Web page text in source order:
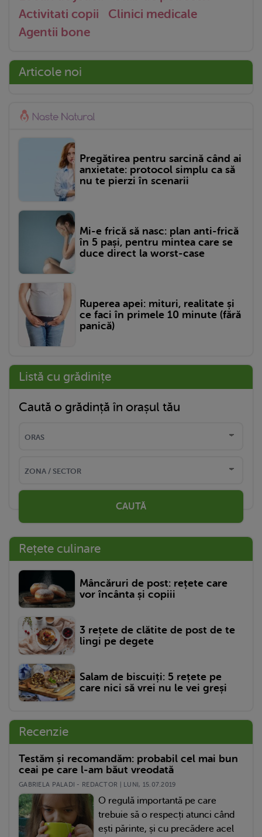
Activitati copii
Clinici medicale
Agentii bone
Articole noi
Pregătirea pentru sarcină când ai
anxietate: protocol simplu ca să
nu te pierzi în scenarii
Mi-e frică să nasc: plan anti-frică
în 5 pași, pentru mintea care se
duce direct la worst-case
Ruperea apei: mituri, realitate și
ce faci în primele 10 minute (fără
panică)
Listă cu grădinițe
Caută o grădință în orașul tău
CAUTĂ
Rețete culinare
Mâncăruri de post: rețete care
vor încânta și copiii
3 rețete de clătite de post de te
lingi pe degete
Salam de biscuiți: 5 rețete pe
care nici să vrei nu le vei greși
Recenzie
Testăm și recomandăm: probabil cel mai bun
ceai pe care l-am băut vreodată
GABRIELA PALADI - REDACTOR | LUNI, 15.07.2019
O regulă importantă pe care
trebuie să o respecți atunci când
ești părinte, și cu precădere acel